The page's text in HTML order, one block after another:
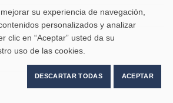
su experiencia de navegación,
personalizados y analizar
clic en “Aceptar” usted da su
uso de las cookies.
DESCARTAR TODAS ACEPTAR